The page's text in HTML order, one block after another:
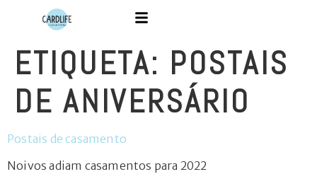
ETIQUETA: POSTAIS
DE ANIVERSÁRIO
Postais de casamento
Noivos adiam casamentos para 2022